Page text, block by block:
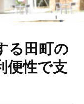
る田町の
便性で支